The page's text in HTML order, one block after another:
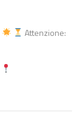
Attenzione: